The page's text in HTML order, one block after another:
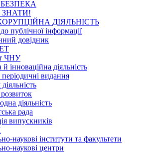
ЗНАТИ!
ДІЯЛЬНІСТЬ
публічної інформації
довідник
ЧНУ
інноваційна діяльність
періодичні видання
діяльність
рада
випускників
наукові інститути та факультети
наукові центри